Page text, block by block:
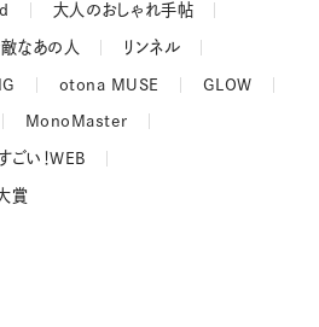
大人のおしゃれ手帖
なあの人 リンネル
otona MUSE GLOW
MonoMaster
ごい！WEB
賞